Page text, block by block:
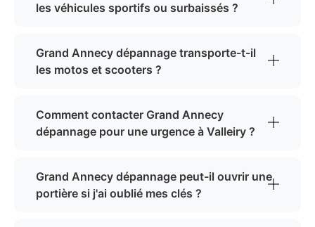
les véhicules sportifs ou surbaissés ?
Grand Annecy dépannage transporte-t-il
les motos et scooters ?
Comment contacter Grand Annecy
dépannage pour une urgence à Valleiry ?
Grand Annecy dépannage peut-il ouvrir une
portière si j'ai oublié mes clés ?